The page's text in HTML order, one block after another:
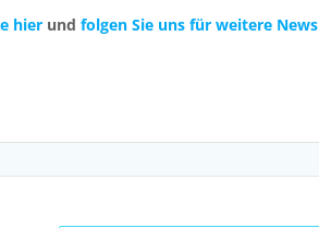
hier und folgen Sie uns für weitere News